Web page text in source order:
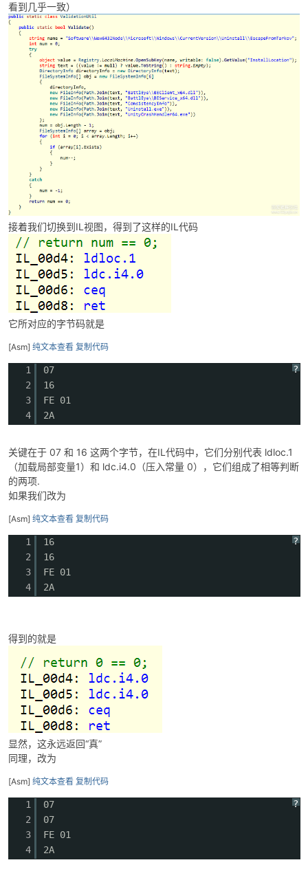
看到几乎一致）
接着我们切换到IL视图，得到了这样的IL代码
它所对应的字节码就是
[Asm] 纯文本查看 复制代码
?
1
2
3
4
07
16
FE 01
2A
关键在于 07 和 16 这两个字节，在IL代码中，它们分别代表 ldloc.1
（加载局部变量1）和 ldc.i4.0（压入常量 0），它们组成了相等判断
的两项.
如果我们改为
[Asm] 纯文本查看 复制代码
?
1
2
3
4
16
16
FE 01
2A
得到的就是
显然，这永远返回“真”
同理，改为
[Asm] 纯文本查看 复制代码
?
1
2
3
4
07
07
FE 01
2A